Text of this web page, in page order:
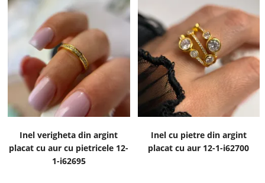
Inel verigheta din argint
placat cu aur cu pietricele 12-
1-i62695
Inel cu pietre din argint
placat cu aur 12-1-i62700